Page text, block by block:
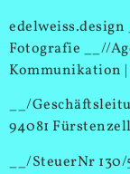
Fotografie __//
Kommunikation |
__/
94081 Fürstenzell
__/SteuerNr 130/